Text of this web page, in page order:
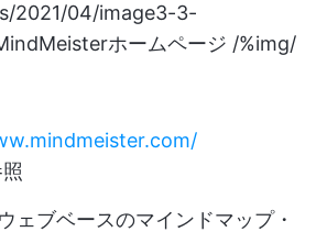
2021/04/image3-3-
ホームページ /%img/
ェブベースのマインドマップ・